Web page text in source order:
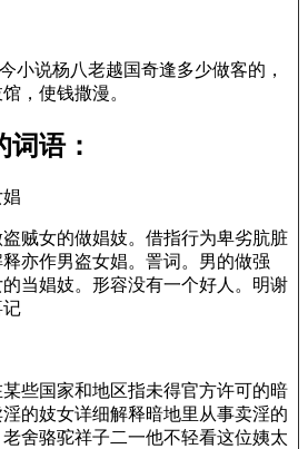
小说杨八老越国奇逢多少做客的，
，使钱撒漫。
语：
盗贼女的做娼妓。借指行为卑劣肮脏
亦作男盗女娼。詈词。男的做强
的当娼妓。形容没有一个好人。明谢
记
些国家和地区指未得官方许可的暗
的妓女详细解释暗地里从事卖淫的
舍骆驼祥子二一他不轻看这位姨太